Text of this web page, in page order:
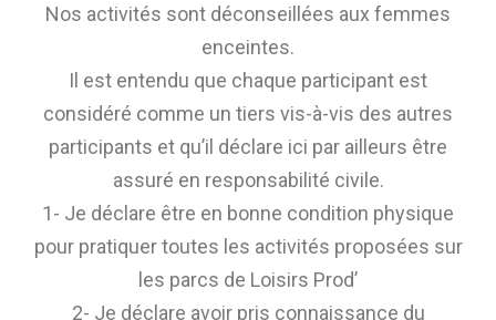
Nos activités sont déconseillées aux femmes
enceintes.
Il est entendu que chaque participant est
considéré comme un tiers vis-à-vis des autres
participants et qu’il déclare ici par ailleurs être
assuré en responsabilité civile.
1- Je déclare être en bonne condition physique
pour pratiquer toutes les activités proposées sur
les parcs de Loisirs Prod’
2- Je déclare avoir pris connaissance du